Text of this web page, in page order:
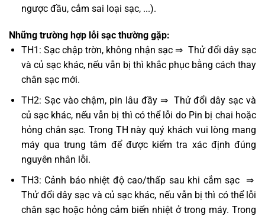
ngược đầu, cắm sai loại sạc, ...).
Những trường hợp lỗi sạc thường gặp:
TH1: Sạc chập trờn, không nhận sạc ⇒ Thử đổi dây sạc
và củ sạc khác, nếu vẫn bị thì khắc phục bằng cách thay
chân sạc mới.
TH2: Sạc vào chậm, pin lâu đầy ⇒ Thử đổi dây sạc và
củ sạc khác, nếu vẫn bị thì có thể lỗi do Pin bị chai hoặc
hỏng chân sạc. Trong TH này quý khách vui lòng mang
máy qua trung tâm để được kiểm tra xác định đúng
nguyên nhân lỗi.
TH3: Cảnh báo nhiệt độ cao/thấp sau khi cắm sạc ⇒
Thử đổi dây sạc và củ sạc khác, nếu vẫn bị thì có thể lỗi
chân sạc hoặc hỏng cảm biến nhiệt ở trong máy. Trong